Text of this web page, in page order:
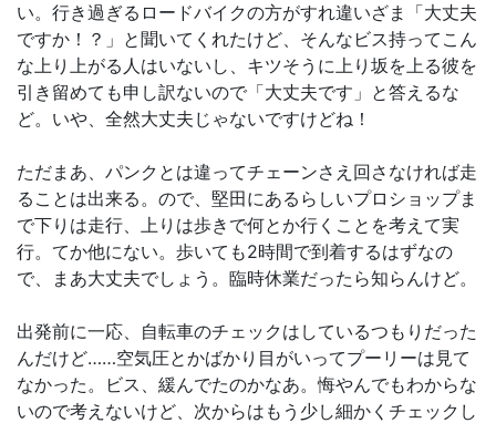
い。行き過ぎるロードバイクの方がすれ違いざま「大丈夫
ですか！？」と聞いてくれたけど、そんなビス持ってこん
な上り上がる人はいないし、キツそうに上り坂を上る彼を
引き留めても申し訳ないので「大丈夫です」と答えるな
ど。いや、全然大丈夫じゃないですけどね！
ただまあ、パンクとは違ってチェーンさえ回さなければ走
ることは出来る。ので、堅田にあるらしいプロショップま
で下りは走行、上りは歩きで何とか行くことを考えて実
行。てか他にない。歩いても2時間で到着するはずなの
で、まあ大丈夫でしょう。臨時休業だったら知らんけど。
出発前に一応、自転車のチェックはしているつもりだった
んだけど……空気圧とかばかり目がいってプーリーは見て
なかった。ビス、緩んでたのかなあ。悔やんでもわからな
いので考えないけど、次からはもう少し細かくチェックし